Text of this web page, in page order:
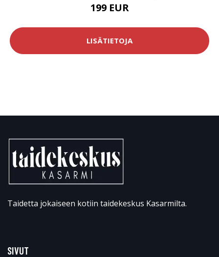
199 EUR
LISÄTIETOJA
Taidetta jokaiseen kotiin taidekeskus Kasarmilta.
SIVUT